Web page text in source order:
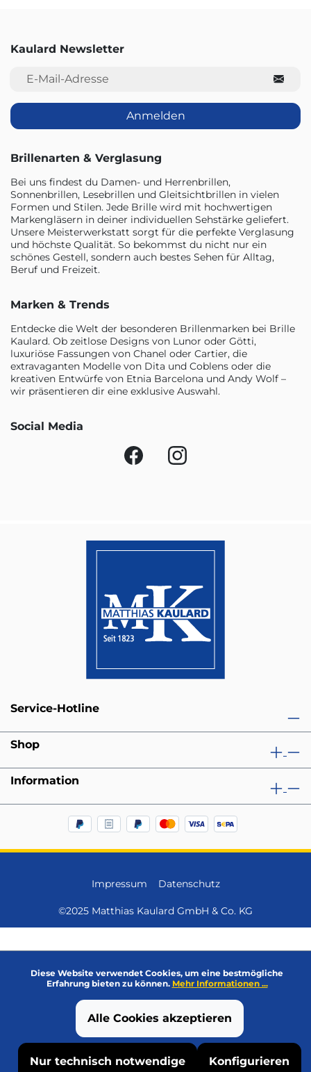
Kaulard Newsletter
E-Mail-Adresse
Anmelden
Brillenarten & Verglasung
Bei uns findest du Damen- und Herrenbrillen,
Sonnenbrillen, Lesebrillen und Gleitsichtbrillen in vielen
Formen und Stilen. Jede Brille wird mit hochwertigen
Markengläsern in deiner individuellen Sehstärke geliefert.
Unsere Meisterwerkstatt sorgt für die perfekte Verglasung
und höchste Qualität. So bekommst du nicht nur ein
schönes Gestell, sondern auch bestes Sehen für Alltag,
Beruf und Freizeit.
Marken & Trends
Entdecke die Welt der besonderen Brillenmarken bei Brille
Kaulard. Ob zeitlose Designs von Lunor oder Götti,
luxuriöse Fassungen von Chanel oder Cartier, die
extravaganten Modelle von Dita und Coblens oder die
kreativen Entwürfe von Etnia Barcelona und Andy Wolf –
wir präsentieren dir eine exklusive Auswahl.
Social Media
Service-Hotline
Shop
Information
Impressum Datenschutz
©2025 Matthias Kaulard GmbH & Co. KG
Diese Website verwendet Cookies, um eine bestmögliche
Erfahrung bieten zu können. Mehr Informationen ...
Nur technisch notwendige Konfigurieren
Alle Cookies akzeptieren